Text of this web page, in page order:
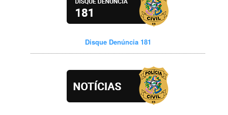
Disque Denúncia 181